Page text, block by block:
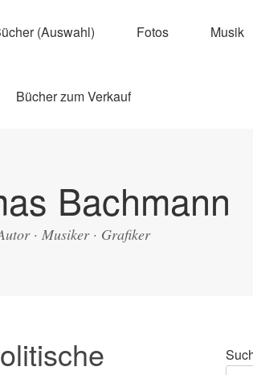
(Auswahl) Fotos Musik
Bücher zum Verkauf
Bachmann
· Musiker · Grafiker